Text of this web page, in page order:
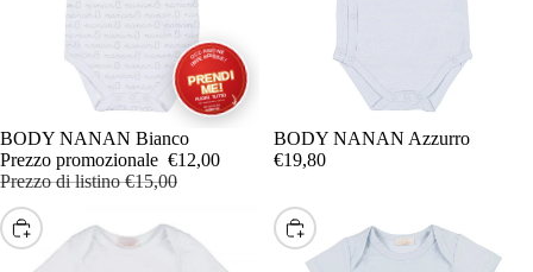
ESTIVI
IN OFFERTA
AGGIUNGI
BODY NANAN Bianco
Prezzo promozionale €12,00
Prezzo di listino€15,00
BODY NANAN Azzurro
€19,80
SCEGLI SCEGLI